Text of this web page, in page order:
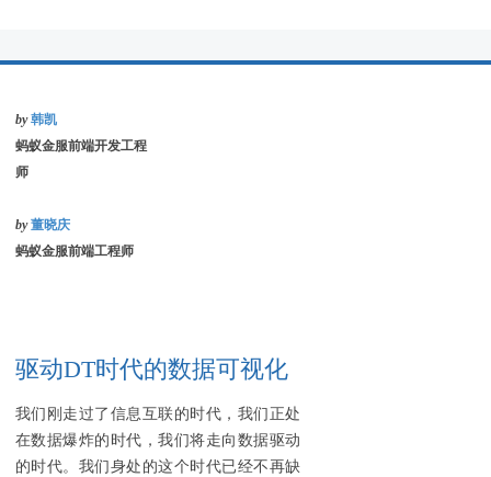
by 韩凯
蚂蚁金服前端开发工程
师
by 董晓庆
蚂蚁金服前端工程师
驱动DT时代的数据可视化
我们刚走过了信息互联的时代，我们正处
在数据爆炸的时代，我们将走向数据驱动
的时代。我们身处的这个时代已经不再缺